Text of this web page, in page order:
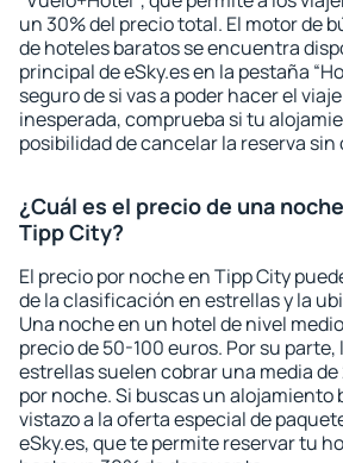
un 30% del precio total. El motor de
de hoteles baratos se encuentra
principal de eSky.es en la pestaña
seguro de si vas a poder hacer el
inesperada, comprueba si tu
posibilidad de cancelar la reserva sin
¿Cuál es el precio de una
Tipp City?
El precio por noche en Tipp City
de la clasificación en estrellas y la
Una noche en un hotel de nivel
precio de 50-100 euros. Por su
estrellas suelen cobrar una media
por noche. Si buscas un alojamiento
vistazo a la oferta especial de
eSky.es, que te permite reservar tu